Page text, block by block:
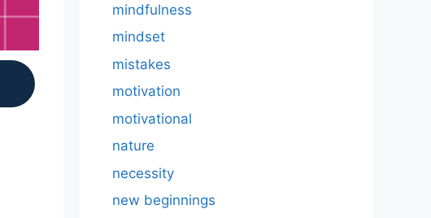
mindfulness
mindset
mistakes
motivation
motivational
nature
necessity
new beginnings